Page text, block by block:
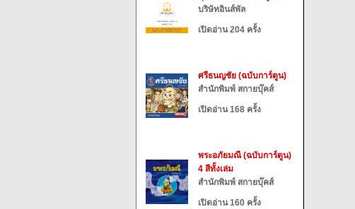
บริษัทอินส์พัล
เปิดอ่าน 204 ครั้ง
ศรีธนญชัย (ฉบับการ์ตูน)
สำนักพิมพ์ สกายบุ๊คส์
เปิดอ่าน 168 ครั้ง
พระอภัยมณี (ฉบับการ์ตูน)
4 สีทั้งเล่ม
สำนักพิมพ์ สกายบุ๊คส์
เปิดอ่าน 160 ครั้ง